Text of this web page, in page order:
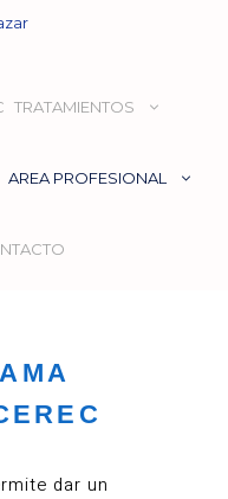
TRATAMIENTOS
AREA PROFESIONAL
dar un